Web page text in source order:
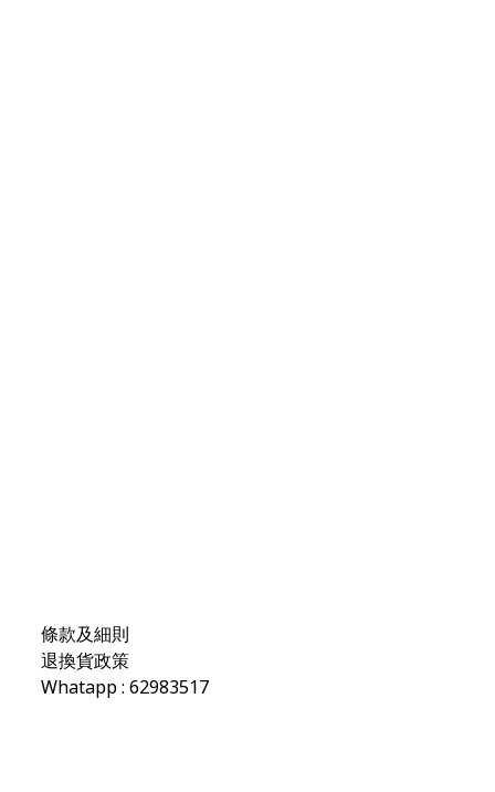
條款及細則
退換貨政策
Whatapp : 62983517